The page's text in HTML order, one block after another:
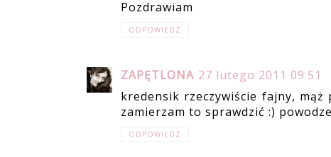
Pozdrawiam
ODPOWIEDZ
ZAPĘTLONA 27 lutego 2011 09:51
kredensik rzeczywiście fajny,
zamierzam to sprawdzić :)
ODPOWIEDZ